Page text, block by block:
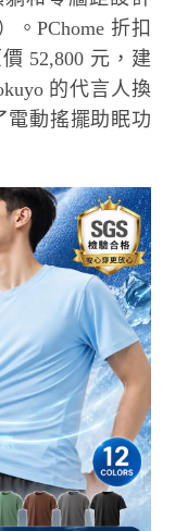
。PChome 折扣
52,800 元，建
的代言人換
電動搖擺助眠功